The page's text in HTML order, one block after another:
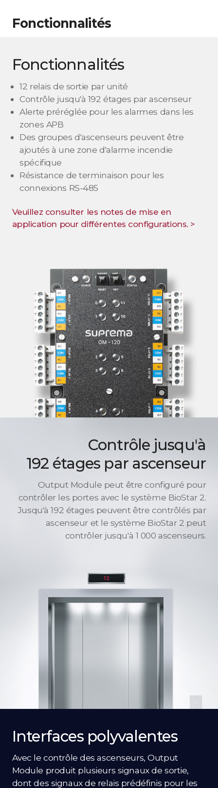
Fonctionnalités
Fonctionnalités
12 relais de sortie par unité
Contrôle jusqu'à 192 étages par ascenseur
Alerte préréglée pour les alarmes dans les
zones APB
Des groupes d'ascenseurs peuvent être
ajoutés à une zone d'alarme incendie
spécifique
Résistance de terminaison pour les
connexions RS-485
Veuillez consulter les notes de mise en
application pour différentes configurations. >
Contrôle jusqu'à
192 étages par ascenseur
Output Module peut être configuré pour
contrôler les portes avec le système BioStar 2.
Jusqu'à 192 étages peuvent être contrôlés par
ascenseur et le système BioStar 2 peut
contrôler jusqu'à 1 000 ascenseurs.
Interfaces polyvalentes
Avec le contrôle des ascenseurs, Output
Module produit plusieurs signaux de sortie,
dont des signaux de relais prédéfinis pour les